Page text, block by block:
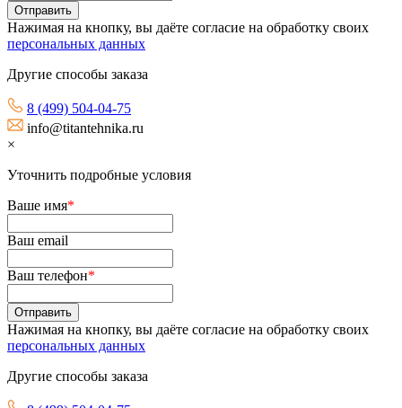
Нажимая на кнопку, вы даёте согласие на обработку своих
персональных данных
Другие способы заказа
8 (499) 504-04-75
info@titantehnika.ru
×
Уточнить подробные условия
Ваше имя*
Ваш email
Ваш телефон*
Нажимая на кнопку, вы даёте согласие на обработку своих
персональных данных
Другие способы заказа